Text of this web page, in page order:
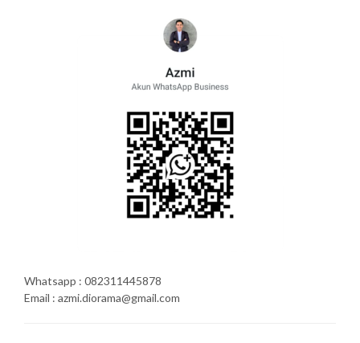
Whatsapp : 082311445878
Email : azmi.diorama@gmail.com